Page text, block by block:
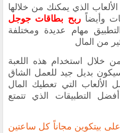
الذي يمكنك من خلالها
وأيضاًربح بطاقات جوجل
مهام عديدة ومختلفة
من المال
خلال استخدام هذه اللعبة
بديل جيد للعمل الشاق
التي تعطيك المال
التطبيقات الذي تتمتع
بيتكوين مجاناً كل ساعتين